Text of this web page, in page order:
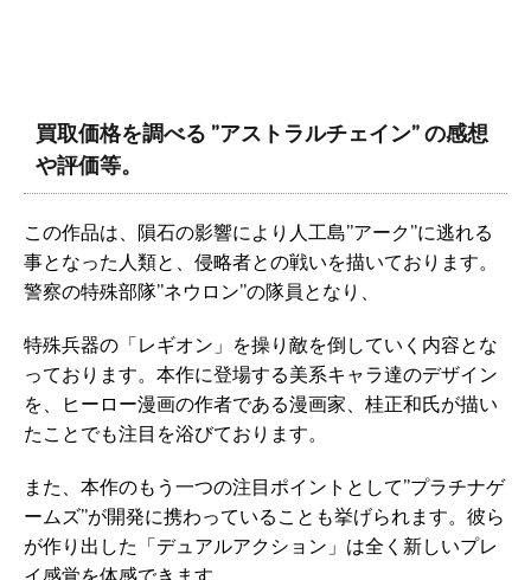
買取価格を調べる ”アストラルチェイン” の感想
や評価等。
この作品は、隕石の影響により人工島”アーク”に逃れる
事となった人類と、侵略者との戦いを描いております。
警察の特殊部隊”ネウロン”の隊員となり、
特殊兵器の「レギオン」を操り敵を倒していく内容とな
っております。本作に登場する美系キャラ達のデザイン
を、ヒーロー漫画の作者である漫画家、桂正和氏が描い
たことでも注目を浴びております。
また、本作のもう一つの注目ポイントとして”プラチナゲ
ームズ”が開発に携わっていることも挙げられます。彼ら
が作り出した「デュアルアクション」は全く新しいプレ